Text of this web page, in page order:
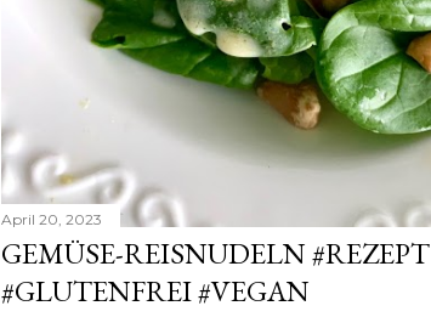
April 20, 2023
GEMÜSE-REISNUDELN #REZEPT
#GLUTENFREI #VEGAN